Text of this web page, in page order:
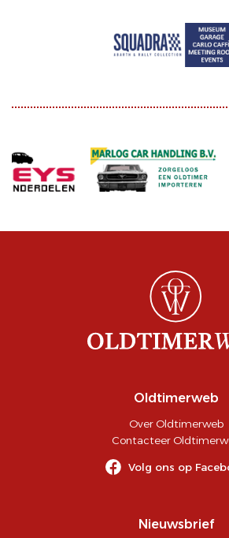
Oldtimerweb
Over Oldtimerweb
Contacteer
Volg ons op
Nieuwsbrief